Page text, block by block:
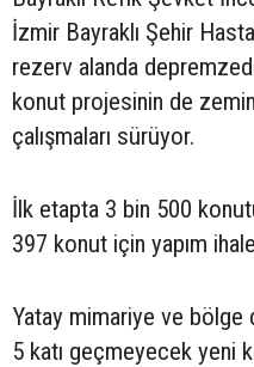
İzmir Bayraklı Şehir
rezerv alanda
konut projesinin de
çalışmaları sürüyor.
İlk etapta 3 bin 500
397 konut için yapım
Yatay mimariye ve bölge
5 katı geçmeyecek yeni